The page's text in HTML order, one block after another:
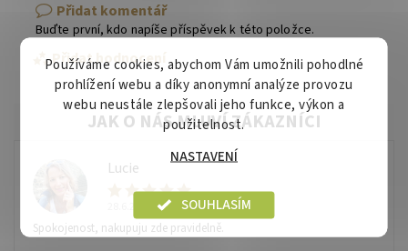
Přidat komentář
Buďte první, kdo napíše příspěvek k této položce.
Přidat hodnocení
L
Lucie
Spokojenost, nakupuju zde pravidelně.
Používáme cookies, abychom Vám umožnili pohodlné
prohlížení webu a díky anonymní analýze provozu
webu neustále zlepšovali jeho funkce, výkon a
použitelnost.
NASTAVENÍ
SOUHLASÍM